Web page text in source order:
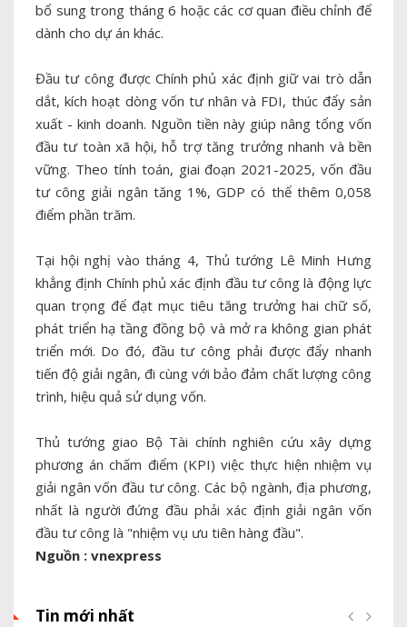
bổ sung trong tháng 6 hoặc các cơ quan điều chỉnh để
dành cho dự án khác.
Đầu tư công được Chính phủ xác định giữ vai trò dẫn
dắt, kích hoạt dòng vốn tư nhân và FDI, thúc đẩy sản
xuất - kinh doanh. Nguồn tiền này giúp nâng tổng vốn
đầu tư toàn xã hội, hỗ trợ tăng trưởng nhanh và bền
vững. Theo tính toán, giai đoạn 2021-2025, vốn đầu
tư công giải ngân tăng 1%, GDP có thể thêm 0,058
điểm phần trăm.
Tại hội nghị vào tháng 4, Thủ tướng Lê Minh Hưng
khẳng định Chính phủ xác định đầu tư công là động lực
quan trọng để đạt mục tiêu tăng trưởng hai chữ số,
phát triển hạ tầng đồng bộ và mở ra không gian phát
triển mới. Do đó, đầu tư công phải được đẩy nhanh
tiến độ giải ngân, đi cùng với bảo đảm chất lượng công
trình, hiệu quả sử dụng vốn.
Thủ tướng giao Bộ Tài chính nghiên cứu xây dựng
phương án chấm điểm (KPI) việc thực hiện nhiệm vụ
giải ngân vốn đầu tư công. Các bộ ngành, địa phương,
nhất là người đứng đầu phải xác định giải ngân vốn
đầu tư công là "nhiệm vụ ưu tiên hàng đầu".
Nguồn : vnexpress
Tin mới nhất